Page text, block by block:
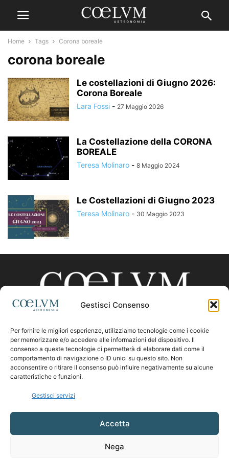
Gestisci Consenso
Per fornire le migliori esperienze, utilizziamo tecnologie come i cookie
per memorizzare e/o accedere alle informazioni del dispositivo. Il
consenso a queste tecnologie ci permetterà di elaborare dati come il
comportamento di navigazione o ID unici su questo sito. Non
acconsentire o ritirare il consenso può influire negativamente su alcune
caratteristiche e funzioni.
Gestisci servizi
Accetta
Nega
Home Tags Corona boreale
corona boreale
Le costellazioni di Giugno 2026:
Corona Boreale
Lara Fossi - 27 Maggio 2026
La Costellazione della CORONA
BOREALE
Teresa Molinaro - 8 Maggio 2024
Le Costellazioni di Giugno 2023
Teresa Molinaro - 30 Maggio 2023
CHI SIAMO
Contattaci:coelumastro@coelum.com